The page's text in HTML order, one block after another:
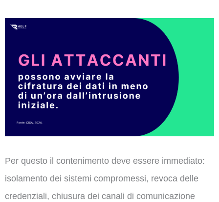
Per questo il contenimento deve essere immediato:
isolamento dei sistemi compromessi, revoca delle
credenziali, chiusura dei canali di comunicazione